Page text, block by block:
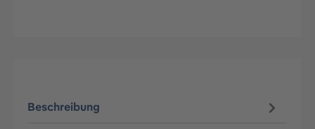
Beschreibung